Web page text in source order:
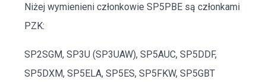
Niżej wymienieni członkowie SP5PBE są członkami
PZK:
SP2SGM, SP3U (SP3UAW), SP5AUC, SP5DDF,
SP5DXM, SP5ELA, SP5ES, SP5FKW, SP5GBT